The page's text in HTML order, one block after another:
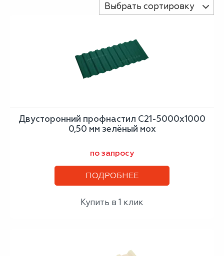
Выбрать сортировку
Двусторонний профнастил С21-5000х1000
0,50 мм зелёный мох
по запросу
ПОДРОБНЕЕ
Купить в 1 клик